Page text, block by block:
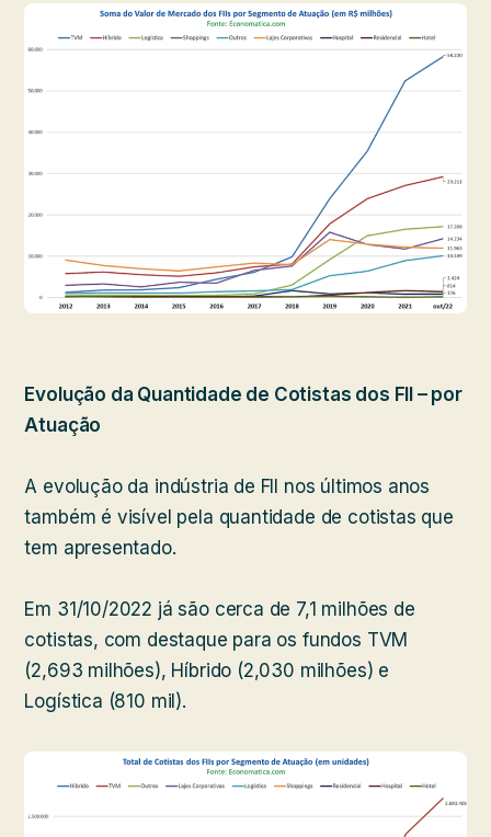
Evolução da Quantidade de Cotistas dos FII – por
Atuação
A evolução da indústria de FII nos últimos anos
também é visível pela quantidade de cotistas que
tem apresentado.
Em 31/10/2022 já são cerca de 7,1 milhões de
cotistas, com destaque para os fundos TVM
(2,693 milhões), Híbrido (2,030 milhões) e
Logística (810 mil).